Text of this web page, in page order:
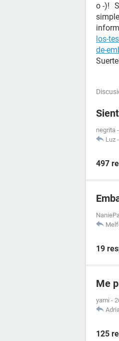
o -)!
los-
de-
negrita -
Luz -
497
19
Me
yami -
125